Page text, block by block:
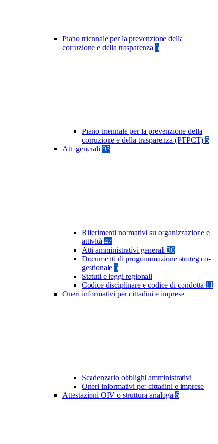
Piano triennale per la prevenzione della
corruzione e della trasparenza 5
Piano triennale per la prevenzione della
corruzione e della trasparenza (PTPCT) 5
Atti generali 93
Riferimenti normativi su organizzazione e
attività 47
Atti amministrativi generali 30
Documenti di programmazione strategico-
gestionale 5
Statuti e leggi regionali
Codice disciplinare e codice di condotta 11
Oneri informativi per cittadini e imprese
Scadenzario obblighi amministrativi
Oneri informativi per cittadini e imprese
Attestazioni OIV o struttura analoga 6